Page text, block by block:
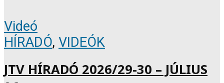
Videó
HÍRADÓ, VIDEÓK
JTV HÍRADÓ 2026/29-30 – JÚLIUS